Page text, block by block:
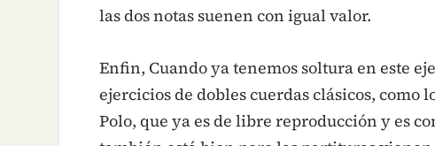
las dos notas suenen con igual valor.
Enfin, Cuando ya tenemos soltura en este
ejercicios de dobles cuerdas clásicos, como
Polo, que ya es de libre reproducción y es